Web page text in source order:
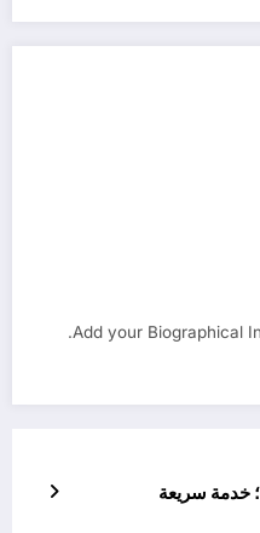
Add your Biographical
خدمة سريعة